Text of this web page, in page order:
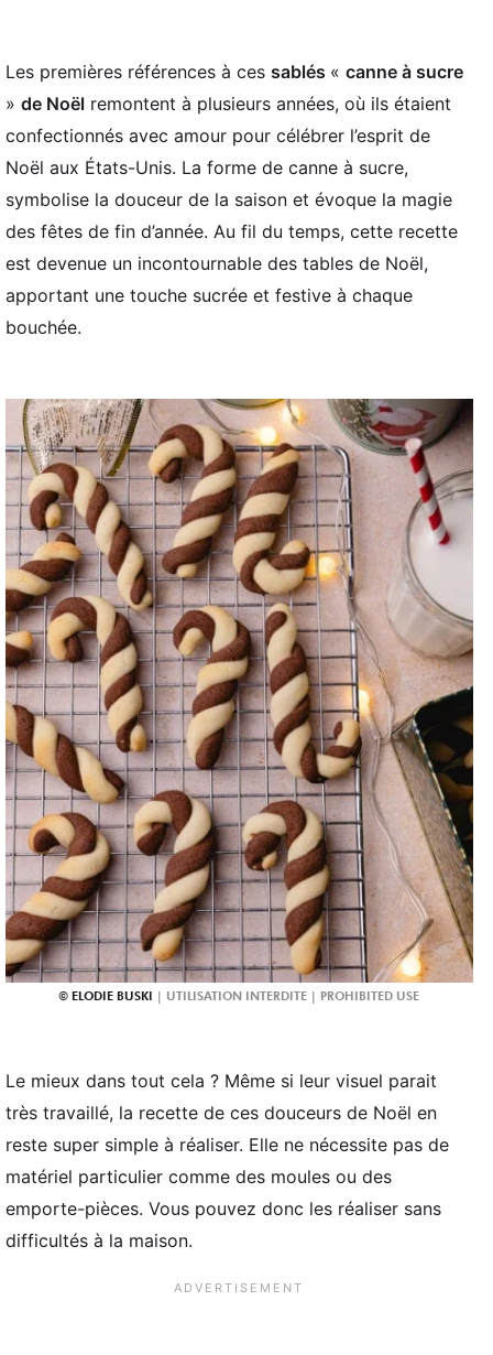
Les premières références à ces sablés « canne à sucre
» de Noël remontent à plusieurs années, où ils étaient
confectionnés avec amour pour célébrer l’esprit de
Noël aux États-Unis. La forme de canne à sucre,
symbolise la douceur de la saison et évoque la magie
des fêtes de fin d’année. Au fil du temps, cette recette
est devenue un incontournable des tables de Noël,
apportant une touche sucrée et festive à chaque
bouchée.
ELODIE BUSKI
Le mieux dans tout cela ? Même si leur visuel parait
très travaillé, la recette de ces douceurs de Noël en
reste super simple à réaliser. Elle ne nécessite pas de
matériel particulier comme des moules ou des
emporte-pièces. Vous pouvez donc les réaliser sans
difficultés à la maison.